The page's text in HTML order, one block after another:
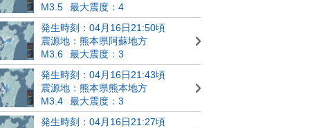
M3.5
最大震度：4
発生時刻：04月16日21:50頃
震源地：熊本県阿蘇地方
M3.6
最大震度：3
発生時刻：04月16日21:43頃
震源地：熊本県熊本地方
M3.4
最大震度：3
発生時刻：04月16日21:27頃